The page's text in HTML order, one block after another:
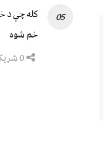
کله چې د
خم شوه